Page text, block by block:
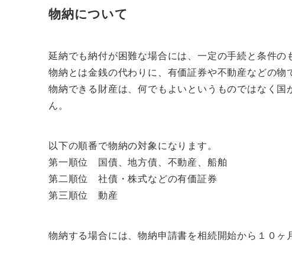
物納について
延納でも納付が困難な場合には、一定の手続と条件の
物納とは金銭の代わりに、有価証券や不動産などの物
物納できる財産は、何でもよいというものではなく
ん。
以下の順番で物納の対象になります。
第一順位 国債、地方債、不動産、船舶
第二順位 社債・株式などの有価証券
第三順位 動産
物納する場合には、物納申請書を相続開始から１０ヶ